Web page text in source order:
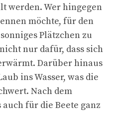
werden. Wer hingegen
möchte, für den
Plätzchen zu
nur dafür, dass sich
Darüber hinaus
ins Wasser, was die
Nach dem
für die Beete ganz